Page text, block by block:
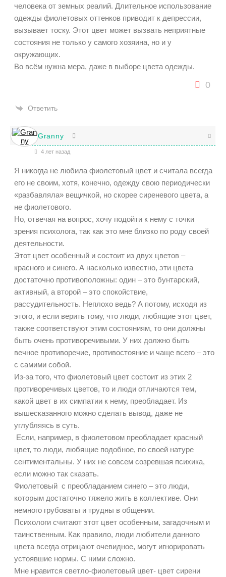
человека от земных реалий. Длительное использование
одежды фиолетовых оттенков приводит к депрессии,
вызывает тоску. Этот цвет может вызвать неприятные
состояния не только у самого хозяина, но и у
окружающих.
Во всём нужна мера, даже в выборе цвета одежды.
0
Ответить
Granny
4 лет назад
Я никогда не любила фиолетовый цвет и считала всегда
его не своим, хотя, конечно, одежду свою периодически
«разбавляла» вещичкой, но скорее сиреневого цвета, а
не фиолетового.
Но, отвечая на вопрос, хочу подойти к нему с точки
зрения психолога, так как это мне близко по роду своей
деятельности.
Этот цвет особенный и состоит из двух цветов –
красного и синего. А насколько известно, эти цвета
достаточно противоположны: один – это бунтарский,
активный, а второй – это спокойствие,
рассудительность. Неплохо ведь? А потому, исходя из
этого, и если верить тому, что люди, любящие этот цвет,
также соответствуют этим состояниям, то они должны
быть очень противоречивыми. У них должно быть
вечное противоречие, противостояние и чаще всего – это
с самими собой.
Из-за того, что фиолетовый цвет состоит из этих 2
противоречивых цветов, то и люди отличаются тем,
какой цвет в их симпатии к нему, преобладает. Из
вышесказанного можно сделать вывод, даже не
углубляясь в суть.
Если, например, в фиолетовом преобладает красный
цвет, то люди, любящие подобное, по своей натуре
сентиментальны. У них не совсем созревшая психика,
если можно так сказать.
Фиолетовый с преобладанием синего – это люди,
которым достаточно тяжело жить в коллективе. Они
немного грубоваты и трудны в общении.
Психологи считают этот цвет особенным, загадочным и
таинственным. Как правило, люди любители данного
цвета всегда отрицают очевидное, могут игнорировать
устоявшие нормы. С ними сложно.
Мне нравится светло-фиолетовый цвет- цвет сирени